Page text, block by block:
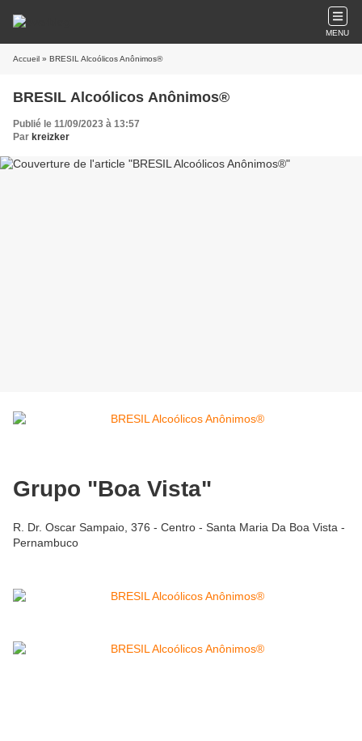
MENU
Accueil » BRESIL Alcoólicos Anônimos®
BRESIL Alcoólicos Anônimos®
Publié le 11/09/2023 à 13:57
Par kreizker
Grupo "Boa Vista"
R. Dr. Oscar Sampaio, 376 - Centro - Santa Maria Da Boa Vista -
Pernambuco